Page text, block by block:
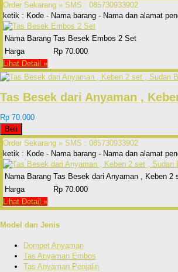
Order Sekarang » SMS : 085730933902
ketik : Kode - Nama barang - Nama dan alamat
Nama Barang Tas Besek Embos 2 Set
Harga
Rp 70.000
Lihat Detail »
Tas Besek dari Anyaman ,
Rp 70.000
Beli
Order Sekarang » SMS : 085730933902
ketik : Kode - Nama barang - Nama dan alamat
Nama Barang Tas Besek dari Anyaman , Keben 2
Harga
Rp 70.000
Lihat Detail »
Model dan Jenis
Dompet Anyaman
Tas Anyaman Embos
Tas Anyaman Penjalin